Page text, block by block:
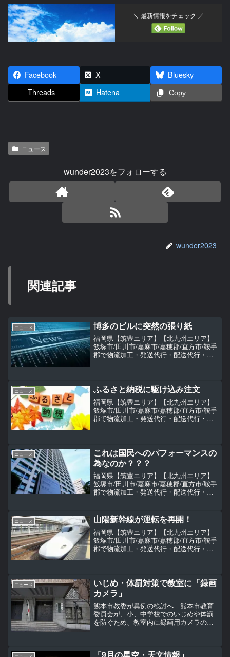
＼ 最新情報をチェック ／
Facebook X
Bluesky
Threads
Hatena Copy
ニュース
wunder2023をフォローする
wunder2023
関連記事
ニュース 博多のビルに突然の張り紙
福岡県【筑豊エリア】【北九州エリア】
飯塚市/田川市/嘉麻市/嘉穂郡/直方市/鞍手
郡で物流加工・発送代行・配送代行・商
ー）へご依頼ください。
ニュース ふるさと納税に駆け込み注文
福岡県【筑豊エリア】【北九州エリア】
飯塚市/田川市/嘉麻市/嘉穂郡/直方市/鞍手
郡で物流加工・発送代行・配送代行・商
ー）へご依頼ください。
ニュース
これは国民へのパフォーマンスの
為なのか？？？
福岡県【筑豊エリア】【北九州エリア】
飯塚市/田川市/嘉麻市/嘉穂郡/直方市/鞍手
郡で物流加工・発送代行・配送代行・商
TransportWunder（トランスポートヴンダ
ー）へご依頼ください。
ニュース 山陽新幹線が運転を再開！
福岡県【筑豊エリア】【北九州エリア】
飯塚市/田川市/嘉麻市/嘉穂郡/直方市/鞍手
郡で物流加工・発送代行・配送代行・商
ー）へご依頼ください。
ニュース
いじめ・体罰対策で教室に「録画
カメラ」
熊本市教委が異例の検討へ 熊本市教育
委員会が、小、中学校でのいじめや体罰
を防ぐため、教室内に録画用カメラの設
じめ防止などの目的での...
「9月の星空・天文情報」